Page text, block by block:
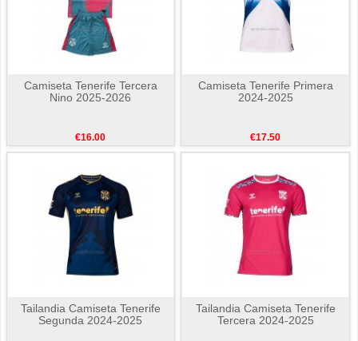
Camiseta Tenerife Tercera
Nino 2025-2026
€16.00
Camiseta Tenerife Primera
2024-2025
€17.50
Tailandia Camiseta Tenerife
Segunda 2024-2025
Tailandia Camiseta Tenerife
Tercera 2024-2025